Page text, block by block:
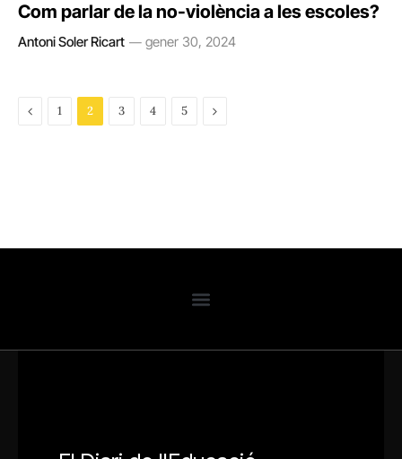
Com parlar de la no-violència a les escoles?
Antoni Soler Ricart gener 30, 2024
Previous
1 2 3 4 5 Next